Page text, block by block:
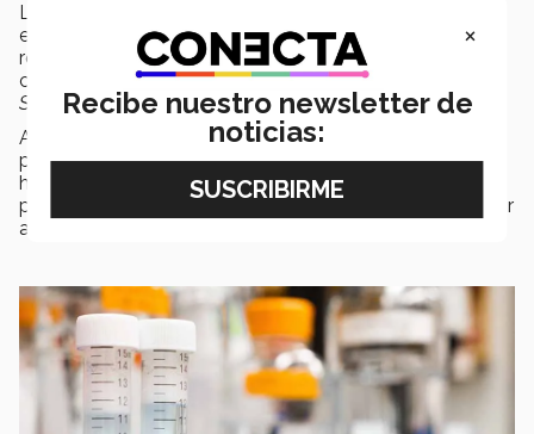
Las
enfermedades infecciosas al desencadenar una
respuesta inmunitaria en el organismo, enseñando a las
células a producir una porción de proteína denominada
Spike
.
A partir de esto, la célula se encarga de mostrar la
porción de proteína generada sobre la superficie,
haciendo que nuestro sistema inmune reconozca a la
proteína como un cuerpo extraño y comienza a producir
anticuerpos.
×
Recibe nuestro newsletter de
noticias: